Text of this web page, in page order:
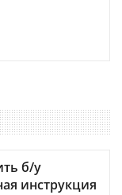
б/у
инструкция